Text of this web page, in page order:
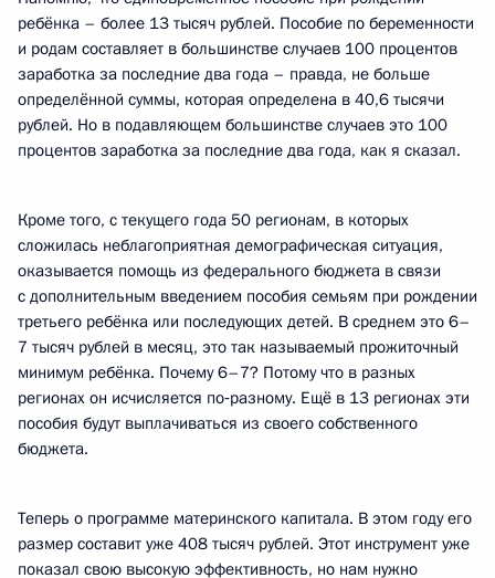
ребёнка – более 13 тысяч рублей. Пособие по беременности
и родам составляет в большинстве случаев 100 процентов
заработка за последние два года – правда, не больше
определённой суммы, которая определена в 40,6 тысячи
рублей. Но в подавляющем большинстве случаев это 100
процентов заработка за последние два года, как я сказал.
Кроме того, с текущего года 50 регионам, в которых
сложилась неблагоприятная демографическая ситуация,
оказывается помощь из федерального бюджета в связи
с дополнительным введением пособия семьям при рождении
третьего ребёнка или последующих детей. В среднем это 6–
7 тысяч рублей в месяц, это так называемый прожиточный
минимум ребёнка. Почему 6–7? Потому что в разных
регионах он исчисляется по‑разному. Ещё в 13 регионах эти
пособия будут выплачиваться из своего собственного
бюджета.
Теперь о программе материнского капитала. В этом году его
размер составит уже 408 тысяч рублей. Этот инструмент уже
показал свою высокую эффективность, но нам нужно